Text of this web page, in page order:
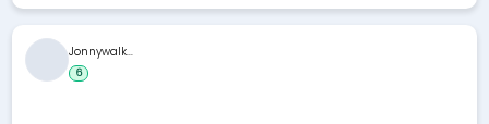
Jonnywalk...
6